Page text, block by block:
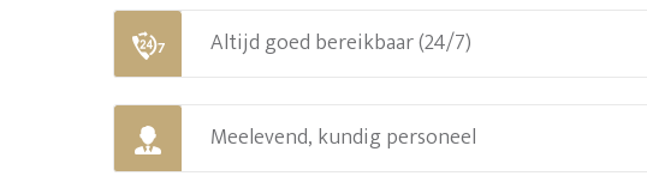
Altijd goed bereikbaar (24/7)
Meelevend, kundig personeel